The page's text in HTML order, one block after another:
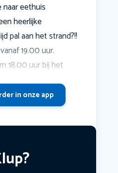
naar eethuis
heerlijke
pal aan het strand?!!
19.00 uur.
18.00 uur bij het
in onze app